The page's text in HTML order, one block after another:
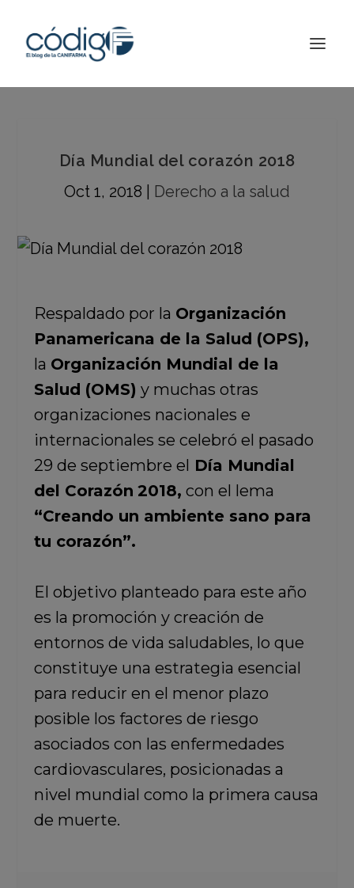
Día Mundial del corazón 2018
Oct 1, 2018
Derecho a la salud
Respaldado por la Organización
Panamericana de la Salud (OPS),
la Organización Mundial de la
Salud (OMS) y muchas otras
organizaciones nacionales e
internacionales se celebró el pasado
29 de septiembre el Día Mundial
del Corazón 2018, con el lema
“Creando un ambiente sano para
tu corazón”.
El objetivo planteado para este año
es la promoción y creación de
entornos de vida saludables, lo que
constituye una estrategia esencial
para reducir en el menor plazo
posible los factores de riesgo
asociados con las enfermedades
cardiovasculares, posicionadas a
nivel mundial como la primera causa
de muerte.